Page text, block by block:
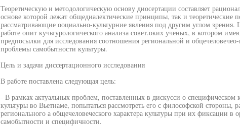
Теоретическую и методологическую основу диосертации составляет
основе которой лежат общедиалектические принципы, так и теоретические
рассматривающие ооциально-культурние явлеиия под другим углом зрения.
работе опит кучьтурологического анализа совет.оких ученых, в котором
предпосылки для исследования соотношения региональной и обцечеловечео-
проблемы самобытности культуры.
Цель и задачи диссертационного исследования
В работе поставлена следующая цель:
- В рамках актуальных проблем, поставленных в дискусси о специфическом
культуры во Вьетнаме, попытаться рассмотреть его с философской стороны,
регионального а общечеловеческого характера культуры при их фиксации в
самобытности и специфичности.